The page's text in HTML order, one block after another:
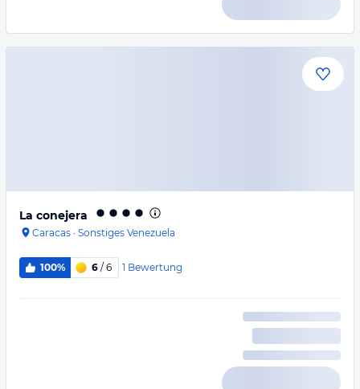
La conejera
Caracas · Sonstiges Venezuela
100% 6 / 6 1 Bewertung